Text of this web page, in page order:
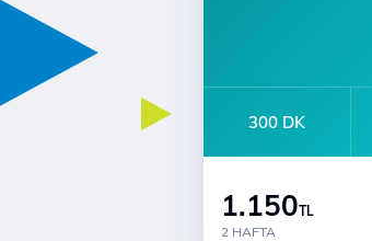
300 DK
1.150TL
2 HAFTA